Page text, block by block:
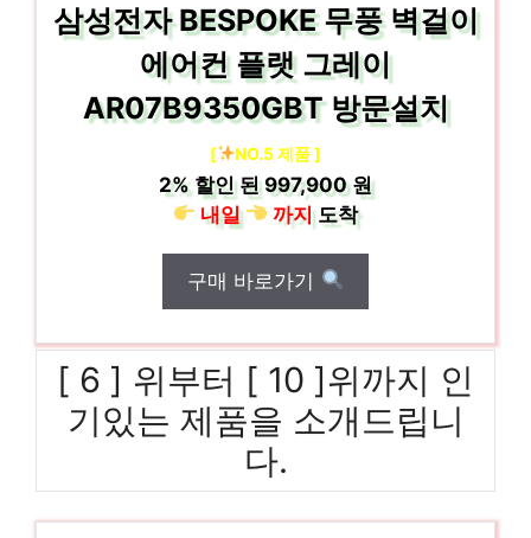
삼성전자 BESPOKE 무풍 벽걸이
에어컨 플랫 그레이
AR07B9350GBT 방문설치
[ NO.5 제품 ]
2% 할인 된997,900 원
내일
까지도착
구매 바로가기
[ 6 ] 위부터 [ 10 ]위까지 인
기있는 제품을 소개드립니
다.